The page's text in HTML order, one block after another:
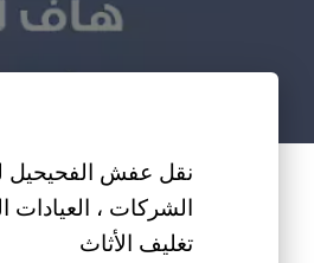
نقل عفش الفحيحيل
الشركات ، العيادات
تغليف الأثاث